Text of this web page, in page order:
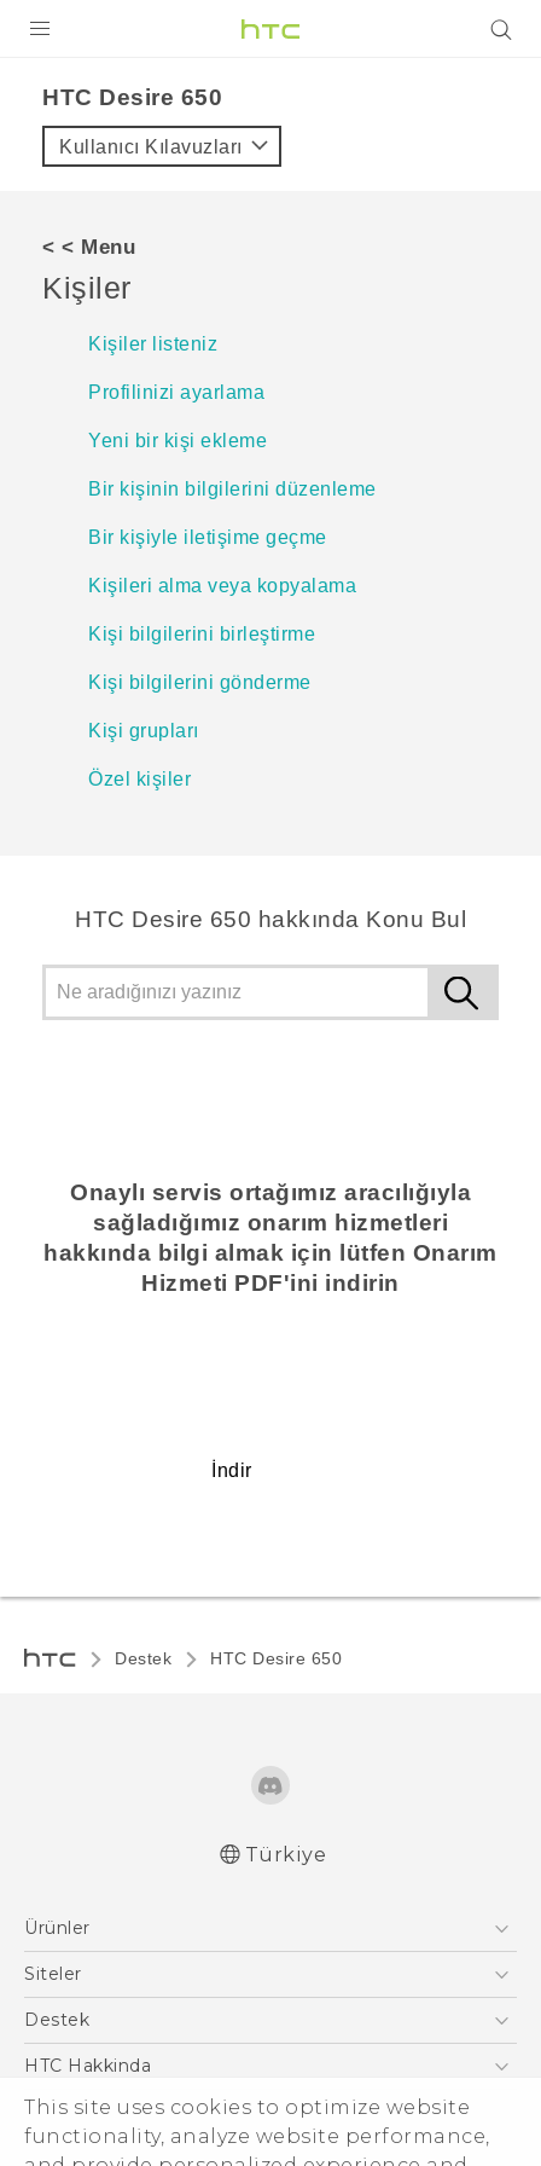
This site uses cookies to optimize website
functionality, analyze website performance,
VIVE
VIVERSE
DESTEK
HTC Desire 650‎
Kullanıcı Kılavuzları
< < Menu
Kişiler
Kişiler listeniz
Profilinizi ayarlama
Yeni bir kişi ekleme
Bir kişinin bilgilerini düzenleme
Bir kişiyle iletişime geçme
Kişileri alma veya kopyalama
Kişi bilgilerini birleştirme
Kişi bilgilerini gönderme
Kişi grupları
Özel kişiler
HTC Desire 650 hakkında Konu Bul
Onaylı servis ortağımız aracılığıyla
sağladığımız onarım hizmetleri
hakkında bilgi almak için lütfen Onarım
Hizmeti PDF'ini indirin
İndir
Destek HTC Desire 650‎
English - User manual
Türkiye
Ürünler
Akıllı Telefonlar
VIVE
Siteler
HTC Dev
Destek
Destek Merkezi
HTC Hakkinda
ESG
Yatırımcı (İNGİLİZCE)